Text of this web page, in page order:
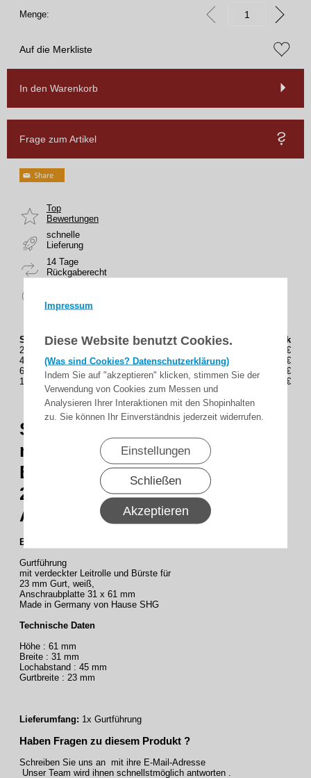
Impressum
Diese Website benutzt Cookies.
(Was sind Cookies? Datenschutzerklärung)
Indem Sie auf "akzeptieren" klicken, stimmen Sie der
Verwendung von Cookies zum Messen und
Analysieren Ihrer Interaktionen mit den Shopinhalten
zu. Sie können Ihr Einverständnis jederzeit widerrufen.
Einstellungen
Schließen
Akzeptieren
Menge:
Auf die Merkliste
In den Warenkorb
Frage zum Artikel
Top
Bewertungen
schnelle
Lieferung
14 Tage
Rückgaberecht
Staffelung (Stück)
Preis(Brutto) / Stück
2
3,82€
4
3,78€
6
3,69€
10
3,60€
SHG - Gurtführung
mit verdeckter Leitrolle und
Bürste für
23 mm Gurt, weiß,
Anschraubplatte 31 x 61 mm
Beschreibung :
Gurtführung
mit verdeckter Leitrolle und Bürste für
23 mm Gurt, weiß,
Anschraubplatte 31 x 61 mm
Made in Germany von Hause SHG
Technische Daten
Höhe : 61 mm
Breite : 31 mm
Lochabstand : 45 mm
Gurtbreite : 23 mm
Lieferumfang: 1x Gurtführung
Haben Fragen zu diesem Produkt ?
Schreiben Sie uns an mit ihre E-Mail-Adresse
Unser Team wird ihnen schnellstmöglich antworten .